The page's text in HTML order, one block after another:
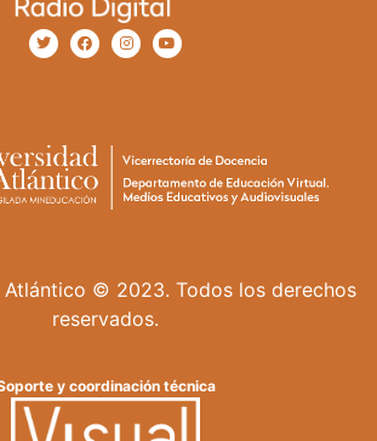
Atlántico © 2023. Todos los derechos
reservados.
y coordinación técnica